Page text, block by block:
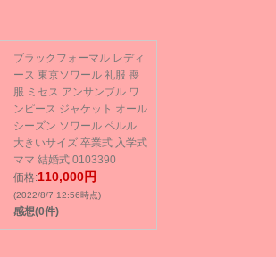
ブラックフォーマル レディ
ース 東京ソワール 礼服 喪
服 ミセス アンサンブル ワ
ンピース ジャケット オール
シーズン ソワール ペルル
大きいサイズ 卒業式 入学式
ママ 結婚式 0103390
価格:110,000円
(2022/8/7 12:56時点)
感想(0件)